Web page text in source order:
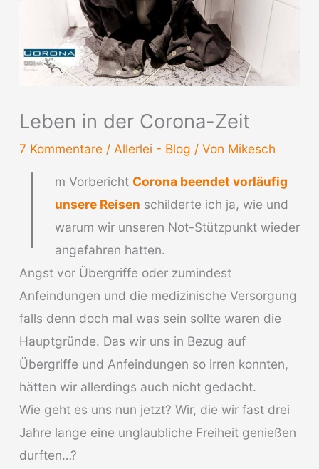
Leben in der Corona-Zeit
7 Kommentare / Allerlei - Blog / Von Mikesch
I m Vorbericht Corona beendet vorläufig
unsere Reisen schilderte ich ja, wie und
warum wir unseren Not-Stützpunkt wieder
angefahren hatten.
Angst vor Übergriffe oder zumindest
Anfeindungen und die medizinische Versorgung
falls denn doch mal was sein sollte waren die
Hauptgründe. Das wir uns in Bezug auf
Übergriffe und Anfeindungen so irren konnten,
hätten wir allerdings auch nicht gedacht.
Wie geht es uns nun jetzt? Wir, die wir fast drei
Jahre lange eine unglaubliche Freiheit genießen
durften…?